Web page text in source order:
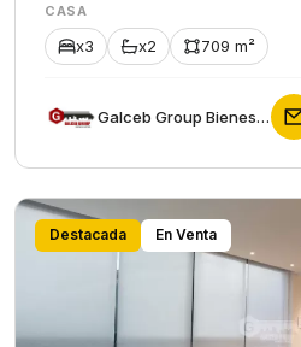
CASA
x3 x2 709 m²
Galceb Group Bienes Raices
Destacada En Venta